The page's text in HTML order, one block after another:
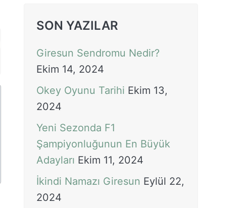
SON YAZILAR
Giresun Sendromu Nedir?
Ekim 14, 2024
Okey Oyunu Tarihi Ekim 13,
2024
Yeni Sezonda F1
Şampiyonluğunun En Büyük
Adayları Ekim 11, 2024
İkindi Namazı Giresun Eylül 22,
2024